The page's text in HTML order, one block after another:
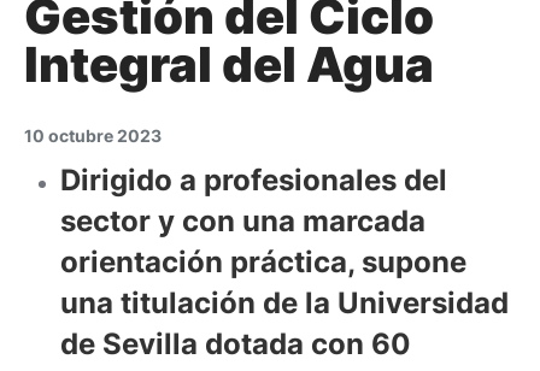
Gestión del Ciclo
Integral del Agua
10 octubre 2023
Dirigido a profesionales del
sector y con una marcada
orientación práctica, supone
una titulación de la Universidad
de Sevilla dotada con 60